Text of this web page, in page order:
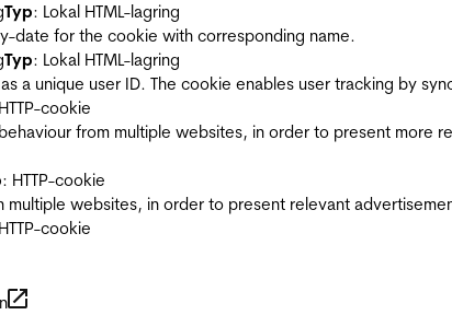
Typ: Lokal HTML-lagring
date for the cookie with corresponding name.
Typ: Lokal HTML-lagring
a unique user ID. The cookie enables user tracking by
cookie
from multiple websites, in order to present more
: HTTP-cookie
multiple websites, in order to present relevant
cookie